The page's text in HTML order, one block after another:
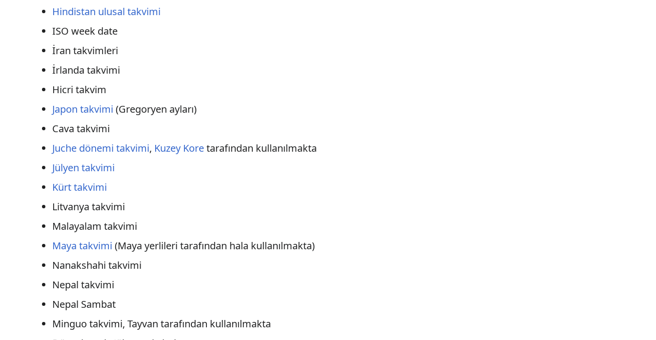
Hindistan ulusal takvimi
ISO week date
İran takvimleri
İrlanda takvimi
Hicri takvim
Japon takvimi (Gregoryen ayları)
Cava takvimi
Juche dönemi takvimi, Kuzey Koretarafından kullanılmakta
Jülyen takvimi
Kürt takvimi
Litvanya takvimi
Malayalam takvimi
Maya takvimi (Maya yerlileri tarafından hala kullanılmakta)
Nanakshahi takvimi
Nepal takvimi
Nepal Sambat
Minguo takvimi, Tayvan tarafından kullanılmakta